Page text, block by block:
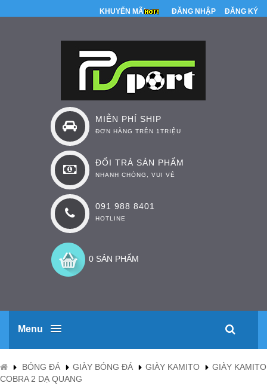
KHUYẾN MÃI ĐĂNG NHẬP ĐĂNG KÝ
MIỄN PHÍ SHIP
ĐƠN HÀNG TRÊN 1TRIỆU
ĐỔI TRẢ SẢN PHẨM
NHANH CHÓNG, VUI VẺ
091 988 8401
HOTLINE
0 SẢN PHẨM
Menu
BÓNG ĐÁ GIÀY BÓNG ĐÁ GIÀY KAMITO
GIÀY KAMITO
COBRA 2 DẠ QUANG